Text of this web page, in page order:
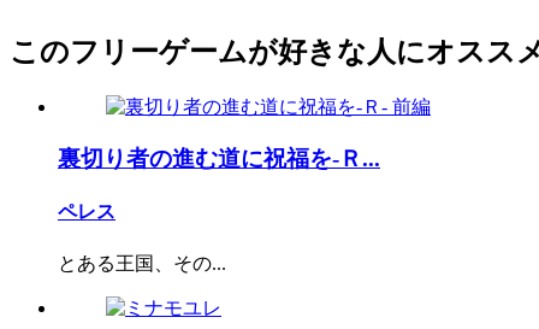
このフリーゲームが好きな人にオスス
裏切り者の進む道に祝福を‐Ｒ...
ペレス
とある王国、その...